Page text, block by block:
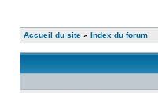
Accueil du site » Index du forum